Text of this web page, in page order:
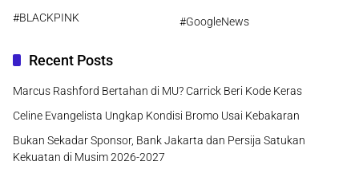
#BLACKPINK
#GoogleNews
Recent Posts
Marcus Rashford Bertahan di MU? Carrick Beri Kode Keras
Celine Evangelista Ungkap Kondisi Bromo Usai Kebakaran
Bukan Sekadar Sponsor, Bank Jakarta dan Persija Satukan
Kekuatan di Musim 2026-2027